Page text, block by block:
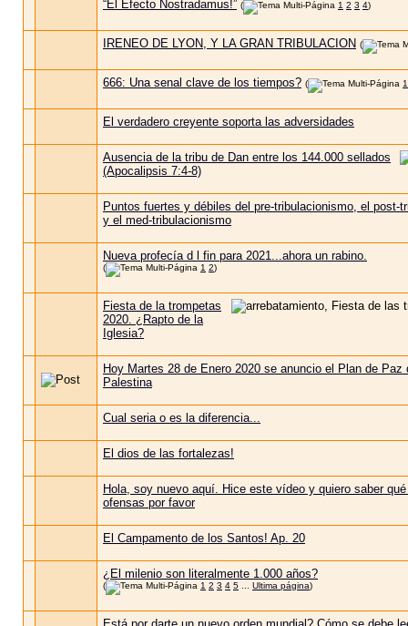
“El Efecto Nostradamus!” ( 1 2 3 4)
IRENEO DE LYON, Y LA GRAN TRIBULACION (
666: Una senal clave de los tiempos? ( 1
El verdadero creyente soporta las adversidades
Ausencia de la tribu de Dan entre los 144.000 sellados
(Apocalipsis 7:4-8)
Puntos fuertes y débiles del pre-tribulacionismo, el post-
y el med-tribulacionismo
Nueva profecía d l fin para 2021...ahora un rabino.
( 1 2)
Fiesta de la trompetas
2020. ¿Rapto de la
Iglesia?
Hoy Martes 28 de Enero 2020 se anuncio el Plan de Paz
Palestina
Cual seria o es la diferencia...
El dios de las fortalezas!
Hola, soy nuevo aquí. Hice este vídeo y quiero saber
ofensas por favor
El Campamento de los Santos! Ap. 20
¿El milenio son literalmente 1.000 años?
( 1 2 3 4 5 Ultima página)